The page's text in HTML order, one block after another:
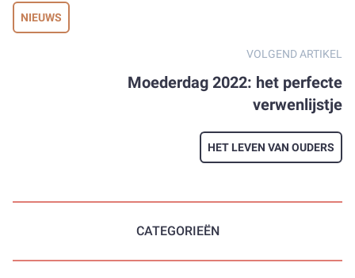
NIEUWS
VOLGEND ARTIKEL
Moederdag 2022: het perfecte
verwenlijstje
HET LEVEN VAN OUDERS
CATEGORIEËN